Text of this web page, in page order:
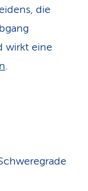
die
wirkt eine
.